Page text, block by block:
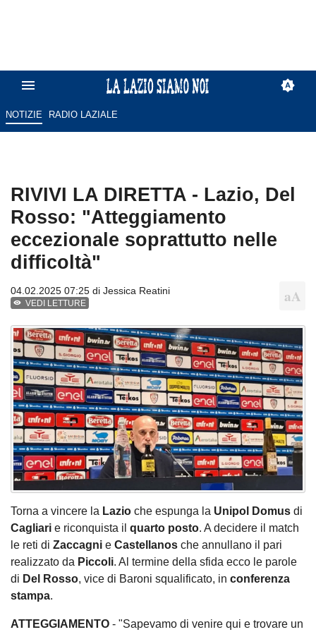
NOTIZIE RADIO LAZIALE
RIVIVI LA DIRETTA - Lazio, Del
Rosso: "Atteggiamento
eccezionale soprattutto nelle
difficoltà"
04.02.2025 07:25 di Jessica Reatini
VEDI LETTURE
Torna a vincere la Lazio che espunga la Unipol Domus di
Cagliari e riconquista il quarto posto. A decidere il match
le reti di Zaccagni e Castellanos che annullano il pari
realizzato da Piccoli. Al termine della sfida ecco le parole
di Del Rosso, vice di Baroni squalificato, in conferenza
stampa.
ATTEGGIAMENTO - "Sapevamo di venire qui e trovare un